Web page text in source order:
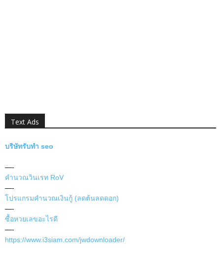
Text Ads
บริษัทรับทำ seo
—-
คำนวณวินเรท RoV
—-
โปรแกรมคำนวณเงินกู้ (ลดต้นลดดอก)
—-
ซื้อหวยเลขอะไรดี
—-
https://www.i3siam.com/jwdownloader/